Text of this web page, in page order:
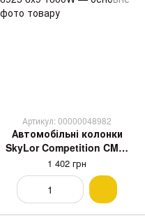
Артикул: 00000048982
Автомобільні колонки
SkyLor Competition CMP-
6925 6x9 1600W
1 402 грн